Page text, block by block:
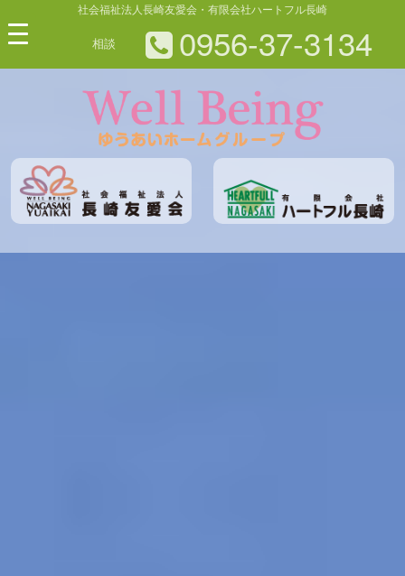
社会福祉法人長崎友愛会・有限会社ハートフル長崎
相談 0956-37-3134